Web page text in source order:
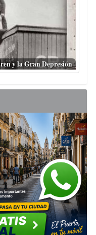
y la Gran Depresión